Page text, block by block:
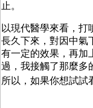
止。
以現代醫學來看，打
長久下來，對因中氣
有一定的效果，再加
過，我接觸了那麼多
所以，如果你想試試